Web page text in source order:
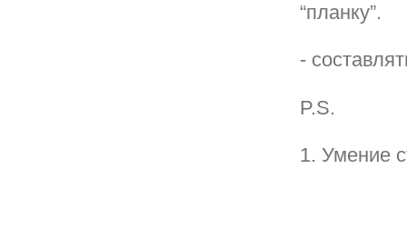
“планку”.
-
P.S.
1. Умение